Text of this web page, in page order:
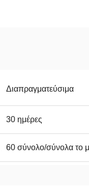
Διαπραγματεύσιμα
30 ημέρες
60 σύνολο/σύνολα το